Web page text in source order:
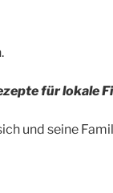
für lokale
und seine